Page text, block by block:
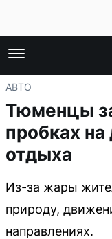
АВТО
Тюменцы
пробках на
отдыха
Из-за жары
природу,
направлениях.